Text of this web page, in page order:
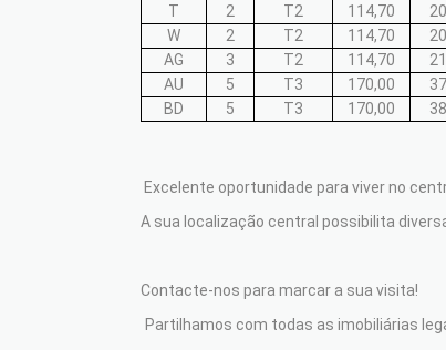
T
2 T2 114,70
W
2 T2 114,70
AG
3 T2 114,70
AU
5 T3 170,00
BD
5 T3 170,00
Excelente oportunidade para viver no
A sua localização central possibilita
Contacte-nos para marcar a sua visita!
Partilhamos com todas as imobiliárias